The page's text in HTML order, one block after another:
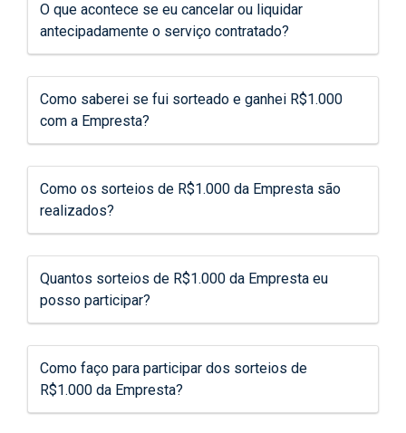
O que acontece se eu cancelar ou liquidar
antecipadamente o serviço contratado?
Como saberei se fui sorteado e ganhei R$1.000
com a Empresta?
Como os sorteios de R$1.000 da Empresta são
realizados?
Quantos sorteios de R$1.000 da Empresta eu
posso participar?
Como faço para participar dos sorteios de
R$1.000 da Empresta?